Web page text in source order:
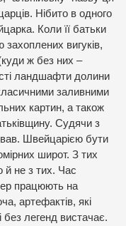
Нібито в одного
Коли її батьки
вигуків,
ж без них –
ландшафти долини
заливними
картин, а також
Судячи з
Швейцарією бути
широт. З тих
й не з тих. Час
працюють на
артефактів, які
без легенд вистачає.